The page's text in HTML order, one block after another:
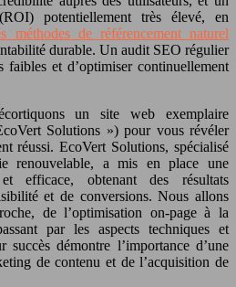
potentiellement très élevé, en
méthodes de référencement naturel
durable. Un audit SEO régulier
faibles et d’optimiser continuellement
un site web exemplaire
Solutions ») pour vous révéler
réussi. EcoVert Solutions, spécialisé
renouvelable, a mis en place une
efficace, obtenant des résultats
et de conversions. Nous allons
de l’optimisation on-page à la
par les aspects techniques et
succès démontre l’importance d’une
de contenu et de l’acquisition de